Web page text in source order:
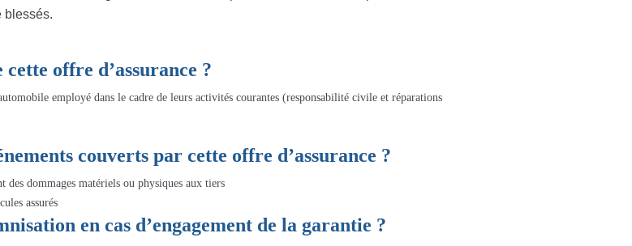
blessés.
cette offre d’assurance ?
employé dans le cadre de leurs activités courantes (responsabilité civile et réparations
couverts par cette offre d’assurance ?
des dommages matériels ou physiques aux tiers
assurés
en cas d’engagement de la garantie ?